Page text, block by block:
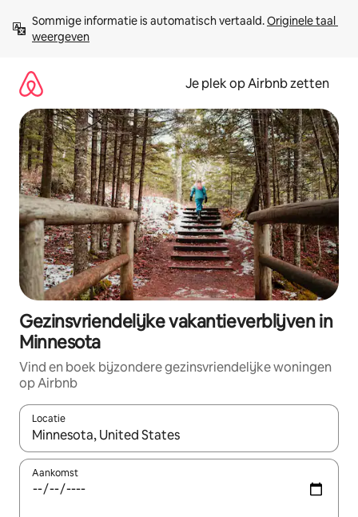
direct
naar
Sommige informatie is automatisch vertaald. Originele taal
weergeven
Je plek op Airbnb zetten
Gezinsvriendelijke vakantieverblijven in
Minnesota
Vind en boek bijzondere gezinsvriendelijke woningen
op Airbnb
Locatie
Wanneer er resultaten beschikbaar zijn, maak je een keuze
Aankomst